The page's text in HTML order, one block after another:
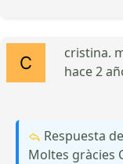
cristina.
hace 2
Respuesta de
Moltes gràcies